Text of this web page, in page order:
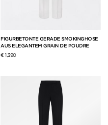
FIGURBETONTE GERADE SMOKINGHOSE
AUS ELEGANTEM GRAIN DE POUDRE
€ 1,390